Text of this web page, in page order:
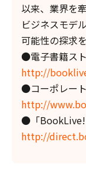
以来、業界を
ビジネスモデ
可能性の探求
●電子書籍ス
http://
●コーポ
http://
●「
http://